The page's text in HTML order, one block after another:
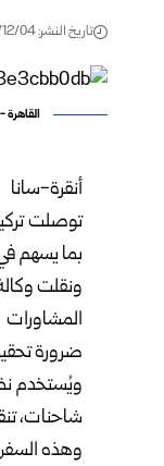
تاريخ النشر: 2025/12/04 8:55 مساءً
القاهرة
أنقرة-سانا
بما يسهم
ونقلت
المشاورات
ضرورة تحقيق
شاحنات،
وهذه